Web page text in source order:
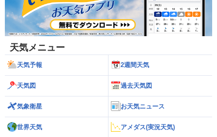
天気メニュー
天気予報 2週間天気
天気図 過去天気図
気象衛星 お天気ニュース
世界天気 アメダス(実況天気)